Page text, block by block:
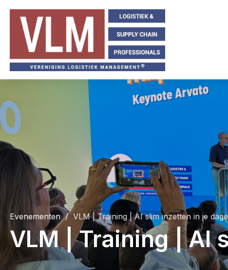
Evenementen VLM | Training | AI slim inzetten in je
VLM | Training | AI